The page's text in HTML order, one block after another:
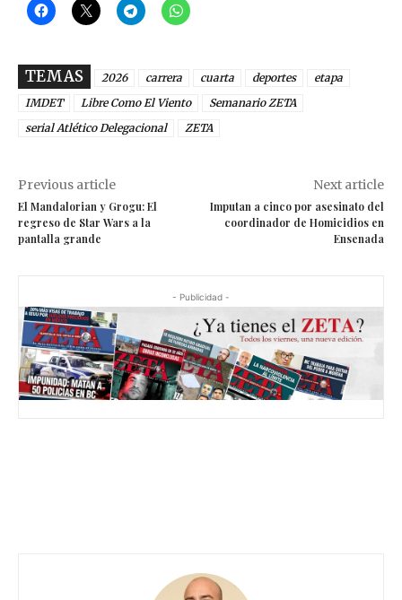
TEMAS 2026 carrera cuarta deportes
etapa
IMDET
Libre Como El Viento
Semanario ZETA
serial Atlético Delegacional
ZETA
Previous article
El Mandalorian y Grogu: El
regreso de Star Wars a la
pantalla grande
Next article
Imputan a cinco por asesinato del
coordinador de Homicidios en
Ensenada
- Publicidad -